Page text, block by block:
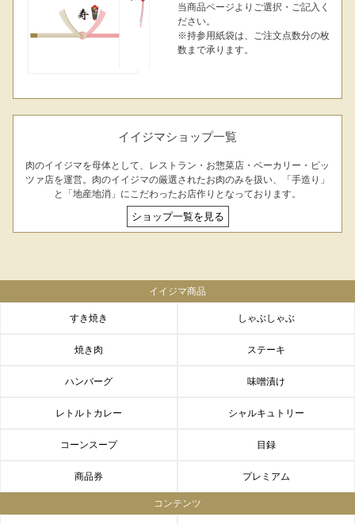
長寿祝い 高級肉ギフト 法人ギフト
LINEギフト ふるさと納税
当商品ページよりご選択・ご記入く
ださい。
※持参用紙袋は、ご注文点数分の枚
数まで承ります。
イイジマショップ一覧
肉のイイジマを母体として、レストラン・お惣菜店・ベーカリー・ピッ
ツァ店を運営。肉のイイジマの厳選されたお肉のみを扱い、「手造り」
と「地産地消」にこだわったお店作りとなっております。
ショップ一覧を見る
イイジマ商品
すき焼き しゃぶしゃぶ
焼き肉 ステーキ
ハンバーグ 味噌漬け
レトルトカレー シャルキュトリー
コーンスープ 目録
商品券 プレミアム
コンテンツ